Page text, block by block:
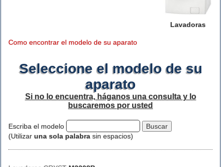
Lavadoras
Como encontrar el modelo de su aparato
Seleccione el modelo de su
aparato
Si no lo encuentra, háganos una consulta y lo
buscaremos por usted
Escriba el modelo
(Utilizar una sola palabra sin espacios)